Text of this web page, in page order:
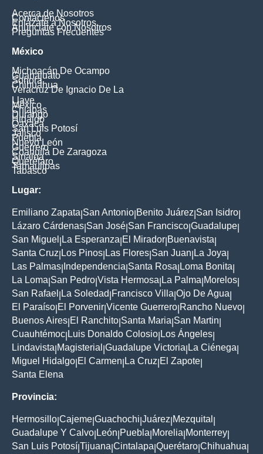
Acerca de Nosotros
Contáctenos
Enlázate a Nosotros
Anúnciate con Nosotros
Preguntas Frecuentes
México
Michoacán De Ocampo
Guanajuato
Sonora
Chihuahua
Veracruz De Ignacio De La
Llave
México
Chiapas
Durango
Hidalgo
Oaxaca
San Luis Potosí
Jalisco
Puebla
Nuevo León
Guerrero
Coahuila De Zaragoza
Sinaloa
Querétaro
Tamaulipas
Tabasco
Lugar:
Emiliano Zapata San Antonio Benito Juárez San Isidro
Lázaro Cárdenas San José San Francisco Guadalupe
San Miguel
La Esperanza El Mirador Buenavista
Santa Cruz Los Pinos Las Flores San Juan La Joya
Las Palmas Independencia Santa Rosa Loma Bonita
La Loma San Pedro Vista Hermosa La Palma Morelos
San Rafael
La Soledad Francisco Villa Ojo De Agua
El Paraíso El Porvenir Vicente Guerrero Rancho Nuevo
Buenos Aires El Ranchito Santa Maria San Martin
Cuauhtémoc Luis Donaldo Colosio Los Ángeles
Lindavista Magisterial Guadalupe Victoria La Ciénega
Miguel Hidalgo El Carmen La Cruz El Zapote
Santa Elena
Provincia:
Hermosillo Cajeme Guachochi Juárez Mezquital
Guadalupe Y Calvo León Puebla Morelia Monterrey
San Luis Potosí Tijuana Cintalapa Querétaro Chihuahua